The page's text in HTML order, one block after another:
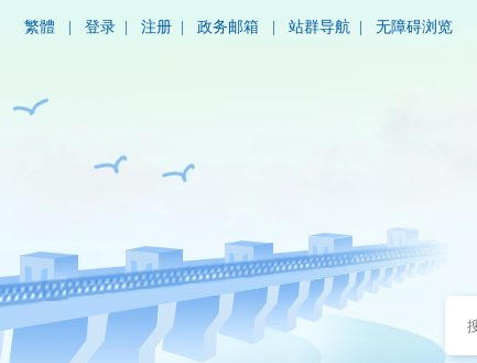
繁體 登录 注册 政务邮箱 站群导航 无障碍浏览